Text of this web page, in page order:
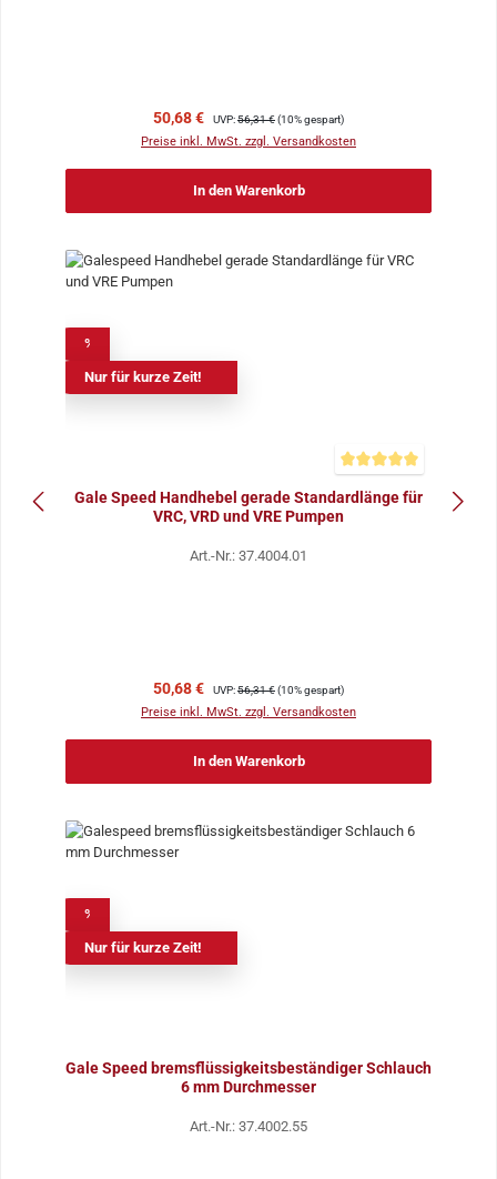
Verkaufspreis:
50,68 € Regulärer Preis:
UVP:56,31 €(10% gespart)
Preise inkl. MwSt. zzgl. Versandkosten
In den Warenkorb
Nur für kurze Zeit!
Durchschnittliche
Gale Speed Handhebel gerade Standardlänge für
VRC, VRD und VRE Pumpen
Art.-Nr.: 37.4004.01
Verkaufspreis:
50,68 € Regulärer Preis:
UVP:56,31 €(10% gespart)
Preise inkl. MwSt. zzgl. Versandkosten
In den Warenkorb
Nur für kurze Zeit!
Gale Speed bremsflüssigkeitsbeständiger Schlauch
6 mm Durchmesser
Art.-Nr.: 37.4002.55